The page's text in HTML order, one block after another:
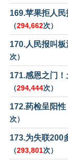
169.苹果拒人
（294,662次）
170.人民报叫
次）
171.感恩之门
（294,444次）
172.药检呈阳
次）
173.为失联200
（293,801次）